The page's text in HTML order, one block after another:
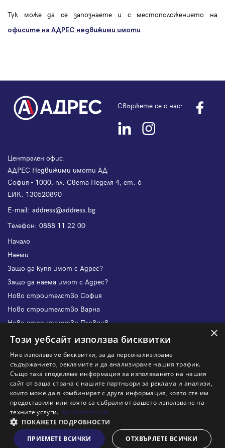
Виж на картата
Тук може да се запознаете и с местоположението на
офисите на АДРЕС недвижими имоти
Свържете се с нас:
Централен офис:
АДРЕС Недвижими имоти АД
София - 1000, пл. Света Неделя 4, ет. 6
ЕИК: 130520890
Е-mail: address@address.bg
Телефон: 0888 11 22 00
Начало
Наеми
Защо да купя имот с Адрес?
Защо да наема имот с Адрес?
Ново строителство София
Ново строителство Варна
Ново строителство Пловдив
Ново строителство Бургас
Защо да отдам имот с Адрес?
Наши офиси
Кариери
Кои сме ние?
Франчайз
Блог
×
Този уебсайт използва бисквитки
Ние използваме бисквитки, за да персонализираме
съдържанието, рекламите и да анализираме нашия трафик.
Също така споделяме информация за използването на нашия
сайт от ваша страна с нашите партньори за реклама и анализи,
които може да я комбинират с друга информация, която сте им
предоставили или която са събрали от вашето използване на
техните услуги. Прочетете още
ПОКАЖЕТЕ ПОДРОБНОСТИ
ПРИЕМЕТЕ ВСИЧКИ
ОТХВЪРЛЕТЕ ВСИЧКИ